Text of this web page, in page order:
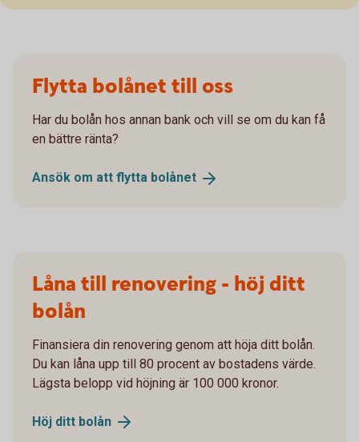
Flytta bolånet till oss
Har du bolån hos annan bank och vill se om du kan få
en bättre ränta?
Ansök om att flytta bolånet
Låna till renovering - höj ditt
bolån
Finansiera din renovering genom att höja ditt bolån.
Du kan låna upp till 80 procent av bostadens värde.
Lägsta belopp vid höjning är 100 000 kronor.
Höj ditt bolån